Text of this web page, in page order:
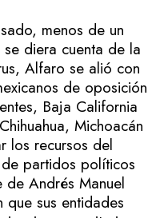
menos de un
diera cuenta de la
Alfaro se alió con
de oposición
Baja California
Michoacán
los recursos del
partidos políticos
Andrés Manuel
sus entidades